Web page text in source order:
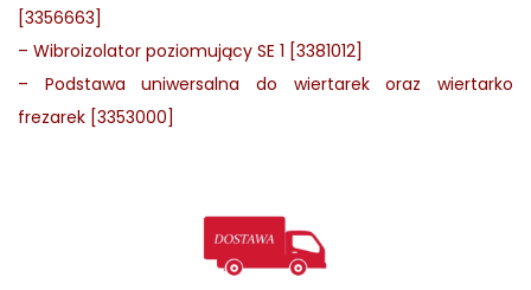
[3356663]
– Wibroizolator poziomujący SE 1 [3381012]
– Podstawa uniwersalna do wiertarek oraz wiertarko
frezarek [3353000]